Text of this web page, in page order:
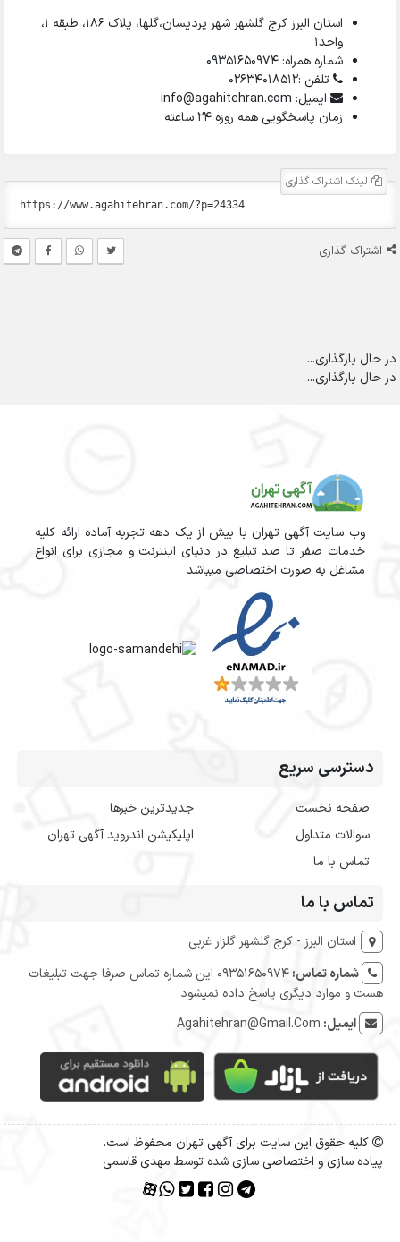
استان البرز کرج گلشهر شهر پردیسان،گلها، پلاک ۱۸۶، طبقه ۱،
واحد1
شماره همراه: 09351650974
تلفن :02634018512
ایمیل: info@agahitehran.com
زمان پاسخگویی همه روزه 24 ساعته
لینک اشتراک گذاری
اشتراک گذاری
در حال بارگذاری...
در حال بارگذاری...
وب سایت آگهی تهران با بیش از یک دهه تجربه آماده ارائه کلیه
خدمات صفر تا صد تبلیغ در دنیای اینترنت و مجازی برای انواع
مشاغل به صورت اختصاصی میباشد
دسترسی سریع
صفحه نخست
سوالات متداول
تماس با ما
جدیدترین خبرها
اپلیکیشن اندروید آگهی تهران
تماس با ما
استان البرز - کرج گلشهر گلزار غربی
شماره تماس:
09351650974 این شماره تماس صرفا جهت تبلیغات
هست و موارد دیگری پاسخ داده نمیشود
ایمیل: Agahitehran@Gmail.Com
کلیه حقوق این سایت برای آگهی تهران محفوظ است.
پیاده سازی و اختصاصی سازی شده توسط مهدی قاسمی